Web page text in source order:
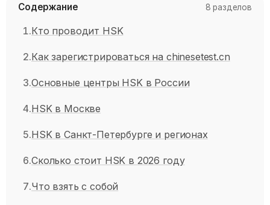
Содержание 8 разделов
Кто проводит HSK
Как зарегистрироваться на chinesetest.cn
Основные центры HSK в России
HSK в Москве
HSK в Санкт-Петербурге и регионах
Сколько стоит HSK в 2026 году
Что взять с собой